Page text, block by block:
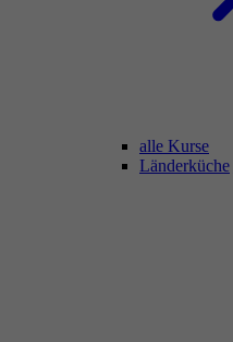
alle Kurse
Länderküche